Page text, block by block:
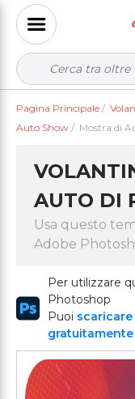
Pagina Principale /
Auto Show / Mostra di
AUTO DI
Usa questo
Adobe
Per utilizzare
Photoshop
Puoi